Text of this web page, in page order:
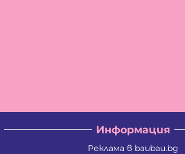
Информация
Реклама в baubau.bg